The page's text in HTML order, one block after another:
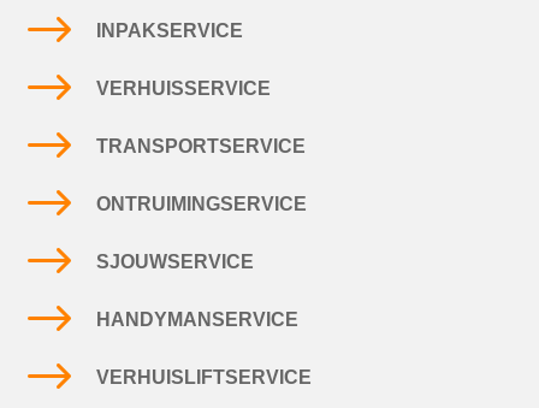
$ INPAKSERVICE
$ VERHUISSERVICE
$ TRANSPORTSERVICE
$ ONTRUIMINGSERVICE
$ SJOUWSERVICE
$ HANDYMANSERVICE
$ VERHUISLIFTSERVICE